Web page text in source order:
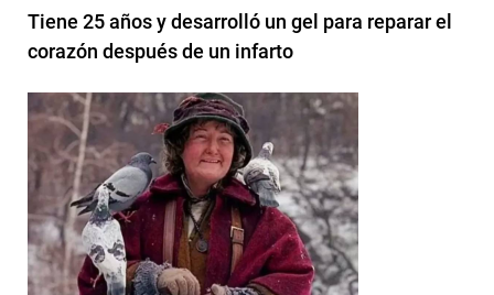
Tiene 25 años y desarrolló un gel para reparar el
corazón después de un infarto